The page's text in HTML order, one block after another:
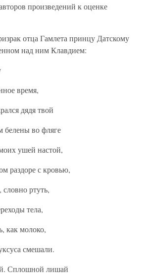
произведений к оценке
отца Гамлета принцу Датскому
над ним Клавдием:
время,
дядя твой
белены во фляге
ушей настой,
раздоре с кровью,
ртуть,
тела,
как молоко,
смешали.
Сплошной лишай